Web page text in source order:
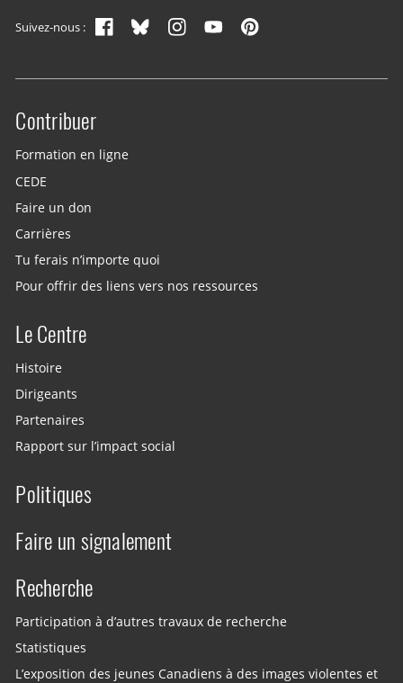
Suivez-nous :
Site menu
Contribuer
Formation en ligne
CEDE
Faire un don
Carrières
Tu ferais n’importe quoi
Pour offrir des liens vers nos ressources
Le Centre
Histoire
Dirigeants
Partenaires
Rapport sur l’impact social
Politiques
Faire un signalement
Recherche
Participation à d’autres travaux de recherche
Statistiques
L’exposition des jeunes Canadiens à des images violentes et